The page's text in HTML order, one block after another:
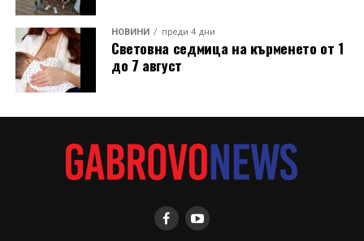
НОВИНИ преди 4 дни
Световна седмица на кърменето от 1
до 7 август